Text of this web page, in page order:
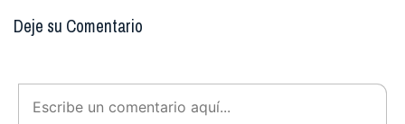
Deje su Comentario